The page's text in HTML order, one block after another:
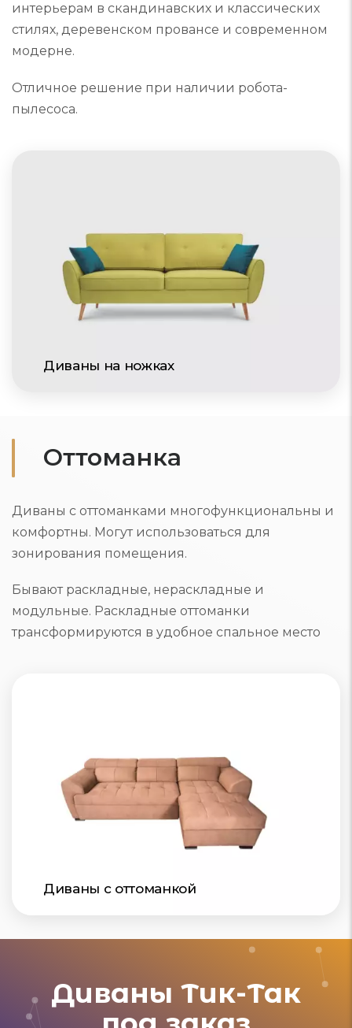
Диваны на ножках
интерьерам в скандинавских и классических
стилях, деревенском провансе и современном
модерне.
Отличное решение при наличии робота-
пылесоса.
Оттоманка
Диваны с оттоманками многофункциональны и
комфортны. Могут использоваться для
зонирования помещения.
Бывают раскладные, нераскладные и
модульные. Раскладные оттоманки
трансформируются в удобное спальное место
Диваны с оттоманкой
Диваны Тик-Так